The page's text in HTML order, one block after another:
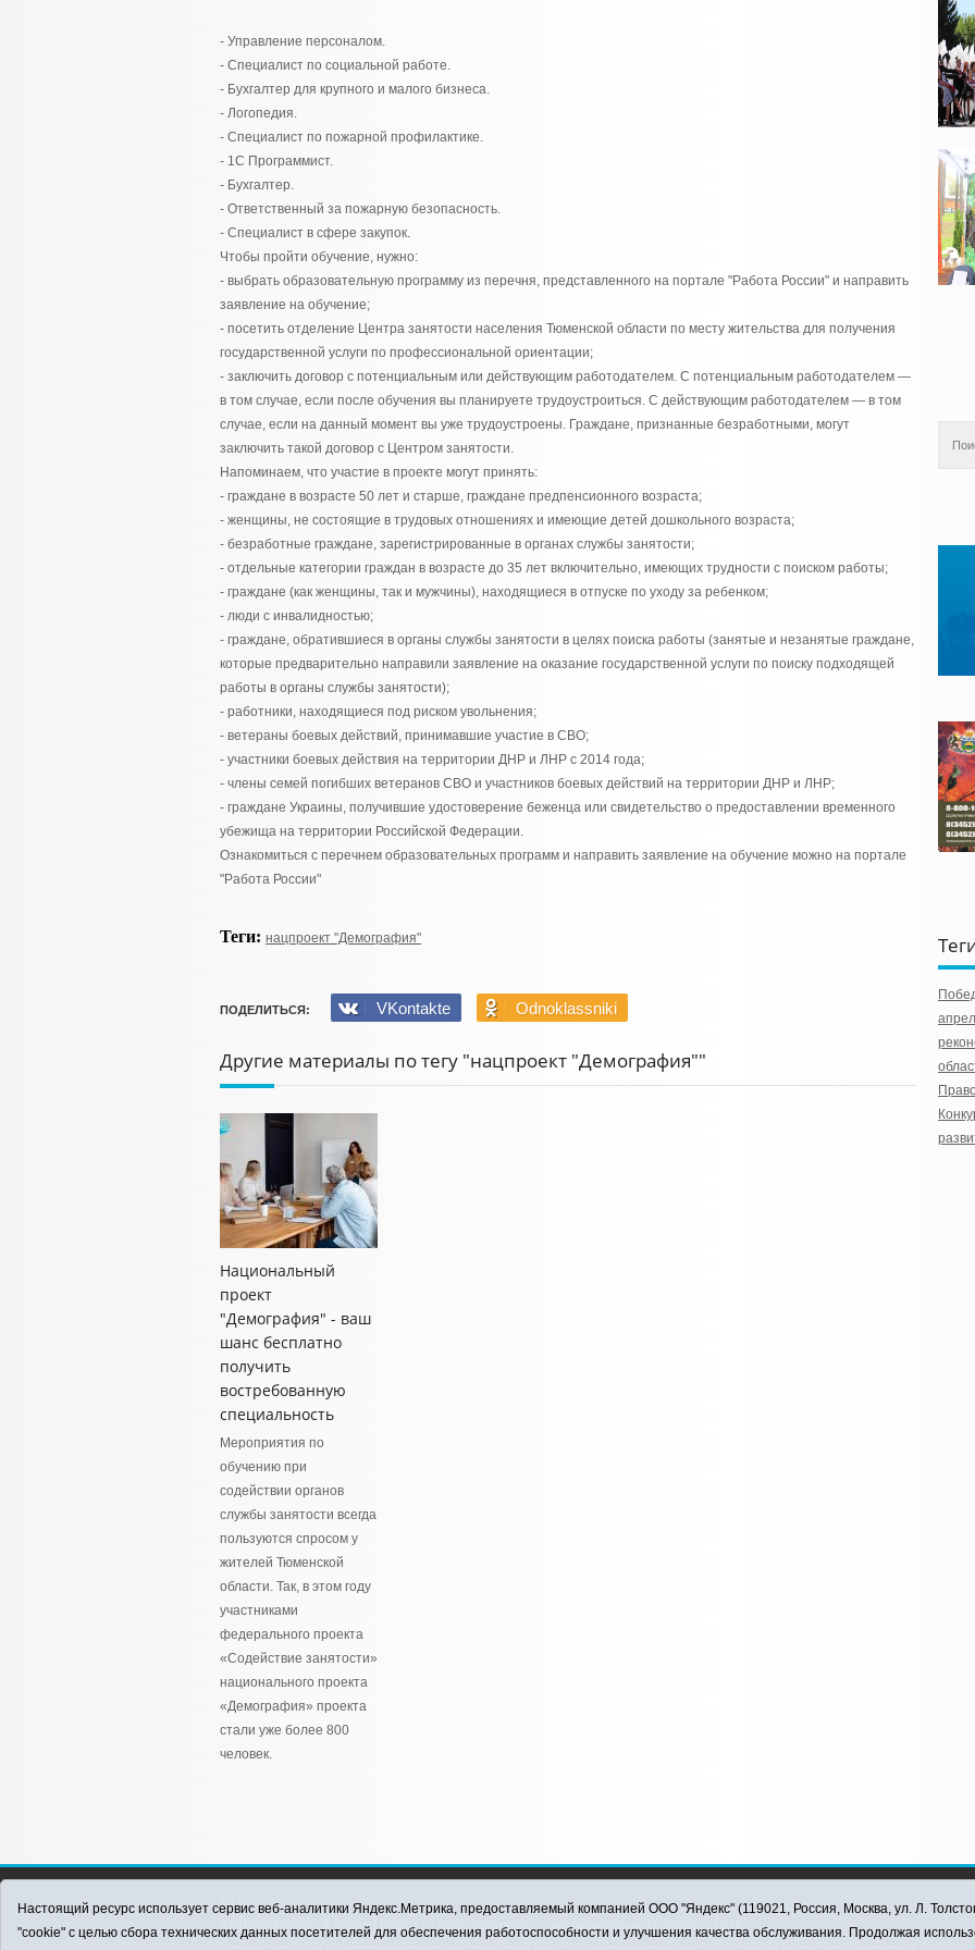
- Управление персоналом.
- Специалист по социальной работе.
- Бухгалтер для крупного и малого бизнеса.
- Логопедия.
- Специалист по пожарной профилактике.
- 1С Программист.
- Бухгалтер.
- Ответственный за пожарную безопасность.
- Специалист в сфере закупок.
Чтобы пройти обучение, нужно:
- выбрать образовательную программу из перечня, представленного на портале "Работа России" и направить
заявление на обучение;
- посетить отделение Центра занятости населения Тюменской области по месту жительства для получения
государственной услуги по профессиональной ориентации;
- заключить договор с потенциальным или действующим работодателем. С потенциальным работодателем —
в том случае, если после обучения вы планируете трудоустроиться. С действующим работодателем — в том
случае, если на данный момент вы уже трудоустроены. Граждане, признанные безработными, могут
заключить такой договор с Центром занятости.
Напоминаем, что участие в проекте могут принять:
- граждане в возрасте 50 лет и старше, граждане предпенсионного возраста;
- женщины, не состоящие в трудовых отношениях и имеющие детей дошкольного возраста;
- безработные граждане, зарегистрированные в органах службы занятости;
- отдельные категории граждан в возрасте до 35 лет включительно, имеющих трудности с поиском работы;
- граждане (как женщины, так и мужчины), находящиеся в отпуске по уходу за ребенком;
- люди с инвалидностью;
- граждане, обратившиеся в органы службы занятости в целях поиска работы (занятые и незанятые граждане,
которые предварительно направили заявление на оказание государственной услуги по поиску подходящей
работы в органы службы занятости);
- работники, находящиеся под риском увольнения;
- ветераны боевых действий, принимавшие участие в СВО;
- участники боевых действия на территории ДНР и ЛНР с 2014 года;
- члены семей погибших ветеранов СВО и участников боевых действий на территории ДНР и ЛНР;
- граждане Украины, получившие удостоверение беженца или свидетельство о предоставлении временного
убежища на территории Российской Федерации.
Ознакомиться с перечнем образовательных программ и направить заявление на обучение можно на портале
"Работа России"
Теги: нацпроект "Демография"
ПОДЕЛИТЬСЯ: VKontakte Odnoklassniki
Другие материалы по тегу "нацпроект "Демография""
Национальный
проект
"Демография" - ваш
шанс бесплатно
получить
востребованную
специальность
Мероприятия по
обучению при
содействии органов
службы занятости всегда
пользуются спросом у
жителей Тюменской
области. Так, в этом году
участниками
федерального проекта
«Содействие занятости»
национального проекта
«Демография» проекта
стали уже более 800
человек.
ЗАВОДОУКОВСК online / Новости Заводоуковского муниципального округа, 2026
Настоящий ресурс использует сервис веб-аналитики Яндекс.Метрика, предоставляемый компанией ООО "Яндекс" (119021, Россия, Москва, ул. Л.
"cookie" с целью сбора технических данных посетителей для обеспечения работоспособности и улучшения качества обслуживания. Продолжая